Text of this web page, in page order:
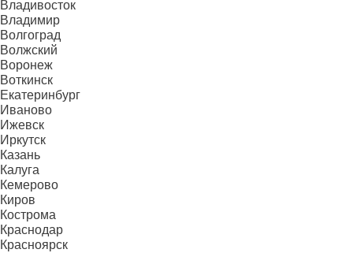
Владивосток
Владимир
Волгоград
Волжский
Воронеж
Воткинск
Екатеринбург
Иваново
Ижевск
Иркутск
Казань
Калуга
Кемерово
Киров
Кострома
Краснодар
Красноярск